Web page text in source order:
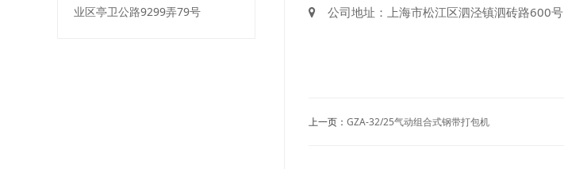
业区亭卫公路9299弄79号
公司地址：上海市松江区泗泾镇泗砖路600号
上一页： GZA-32/25气动组合式钢带打包机